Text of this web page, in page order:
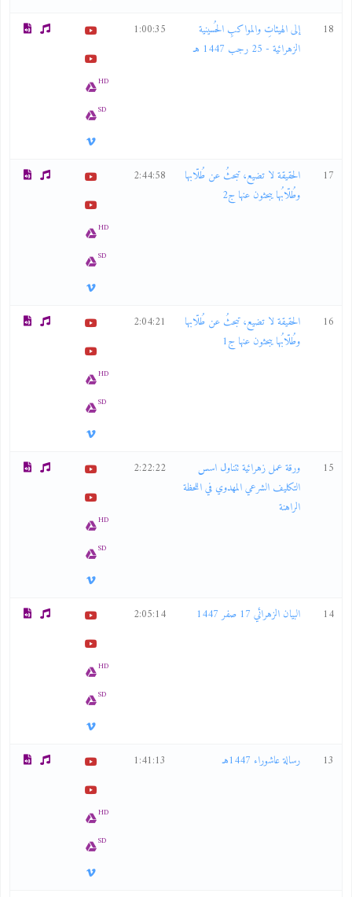
18
إلى الهيئاتِ والمواكبِ الحُسينية
الزهرائية - 25 رجب 1447 هـ
1:00:35
HD
SD
17
الحقيقة لا تضيع، تبحثُ عن طُلّابها
وطُلّابُها يبحثون عنها ج2
2:44:58
HD
SD
16
الحقيقة لا تضيع، تبحثُ عن طُلّابها
وطُلّابُها يبحثون عنها ج1
2:04:21
HD
SD
15
ورقة عمل زهرائية تتناول اسس
التكليف الشرعي المهدوي في اللحظة
الراهنة
2:22:22
HD
SD
14 البيان الزهرائي 17 صفر 1447 2:05:14
HD
SD
13 رسالة عاشوراء 1447هـ 1:41:13
HD
SD